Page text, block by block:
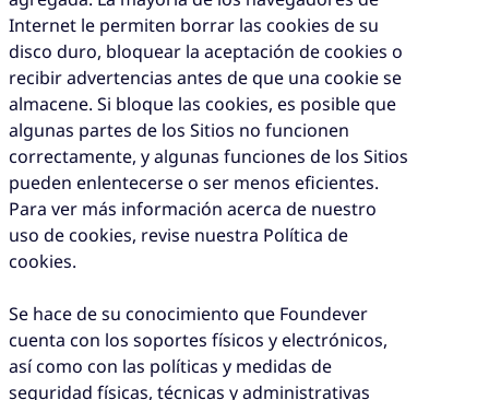
Internet le permiten borrar las cookies de su
disco duro, bloquear la aceptación de cookies o
recibir advertencias antes de que una cookie se
almacene. Si bloque las cookies, es posible que
algunas partes de los Sitios no funcionen
correctamente, y algunas funciones de los Sitios
pueden enlentecerse o ser menos eficientes.
Para ver más información acerca de nuestro
uso de cookies, revise nuestra Política de
cookies.
Se hace de su conocimiento que Foundever
cuenta con los soportes físicos y electrónicos,
así como con las políticas y medidas de
seguridad físicas, técnicas y administrativas